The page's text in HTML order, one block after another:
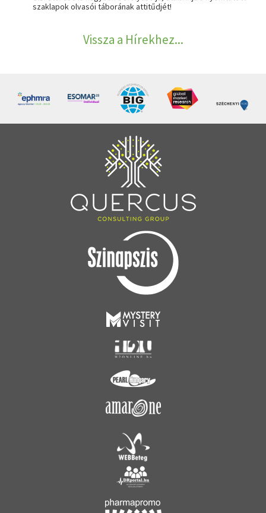
szaklapok olvasói táborának attitűdjét!
Vissza a Hírekhez...